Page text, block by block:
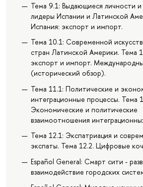
Тема 9.1: Выдающиеся личности
лидеры Испании и Латинской
Испания: экспорт и импорт.
Тема 10.1: Современной
стран Латинской Америки. Тема
экспорт и импорт.
(исторический обзор).
Тема 11.1: Политические и
интеграционные процессы. Тема
Экономические и политические
взаимоотношения
Тема 12.1: Экспатриация и
экспаты. Тема 12.2. Цифровые
Español General: Смарт сити -
взаимодействие городских